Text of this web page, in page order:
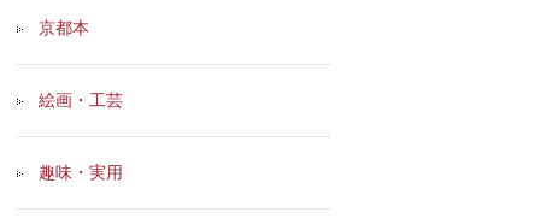
京都本
絵画・工芸
趣味・実用